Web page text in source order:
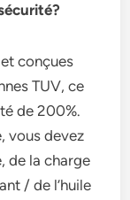
conçues
TUV, ce
de 200%.
vous devez
de la charge
/ de l’huile